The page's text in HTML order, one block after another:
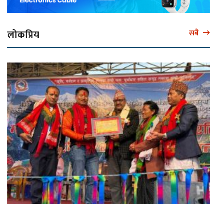
लोकप्रिय सबै